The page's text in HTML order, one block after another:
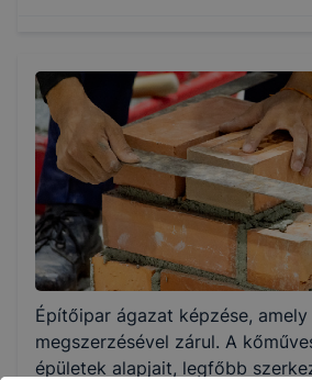
407320608
Képzés időtartama
3 év
Választható szakmairányok:
Nem válaszható
Építőipar ágazat képzése,
megszerzésével zárul. A
épületek alapjait, legfőbb